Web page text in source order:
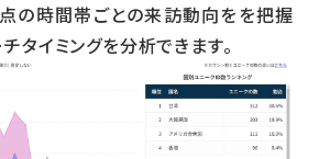
の時間帯ごとの来訪動向をを把握
タイミングを分析できます。